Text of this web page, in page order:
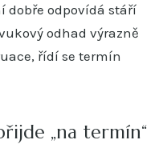
dobře odpovídá stáří
odhad výrazně
řídí se termín
„na termín“